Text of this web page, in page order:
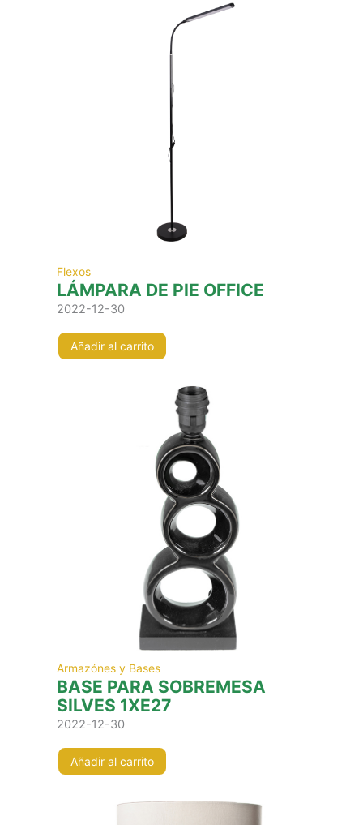
Flexos
LÁMPARA DE PIE OFFICE
2022-12-30
Añadir al carrito
Armazónes y Bases
BASE PARA SOBREMESA
SILVES 1XE27
2022-12-30
Añadir al carrito